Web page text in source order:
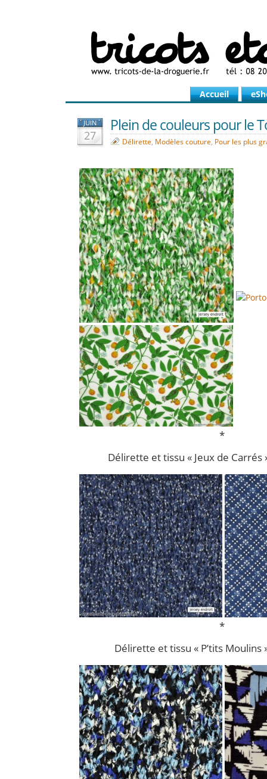
Accueil
JUIN
27
Plein de couleurs pour le
Délirette, Modèles couture, Pour les plus
*
Délirette et tissu « Jeux de Carrés
*
Délirette et tissu « P’tits Moulins